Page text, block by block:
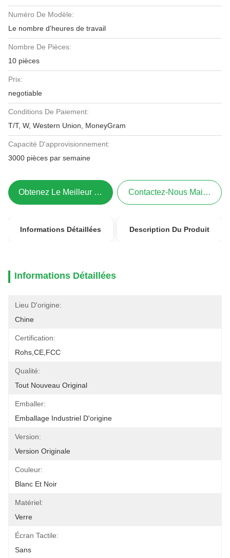
Numéro De Modèle:
Le nombre d'heures de travail
Nombre De Pièces:
10 pièces
Prix:
negotiable
Conditions De Paiement:
T/T, W, Western Union, MoneyGram
Capacité D'approvisionnement:
3000 pièces par semaine
Obtenez Le Meilleur Prix Contactez-Nous Maintenant
Informations Détaillées Description Du Produit
Informations Détaillées
Lieu D'origine:
Chine
Certification:
Rohs,CE,FCC
Qualité:
Tout Nouveau Original
Emballer:
Emballage Industriel D'origine
Version:
Version Originale
Couleur:
Blanc Et Noir
Matériel:
Verre
Écran Tactile:
Sans